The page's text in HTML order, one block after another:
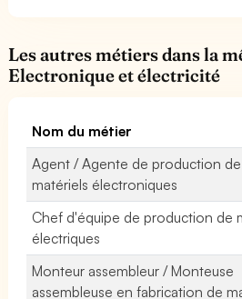
Les autres métiers dans la
Electronique et électricité
Nom du métier
Agent / Agente de production de
matériels électroniques
Chef d'équipe de production de
électriques
Monteur assembleur / Monteuse
assembleuse en fabrication de